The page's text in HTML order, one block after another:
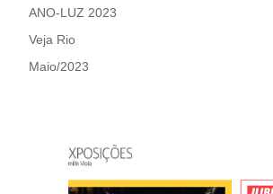
ANO-LUZ 2023
Veja Rio
Maio/2023